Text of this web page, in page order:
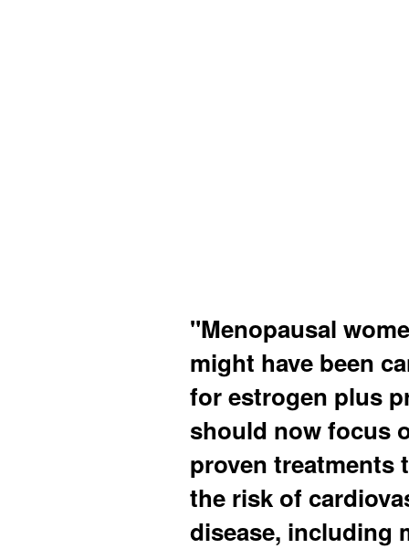
"Menopausal
might have been
for estrogen plus
should now focus
proven treatments
the risk of
disease, including